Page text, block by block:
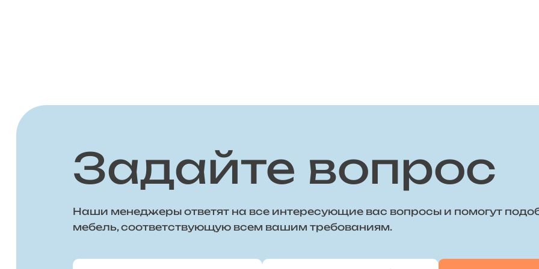
Задайте вопрос
Наши менеджеры ответят на все интересующие вас вопросы и помогут
мебель, соответствующую всем вашим требованиям.